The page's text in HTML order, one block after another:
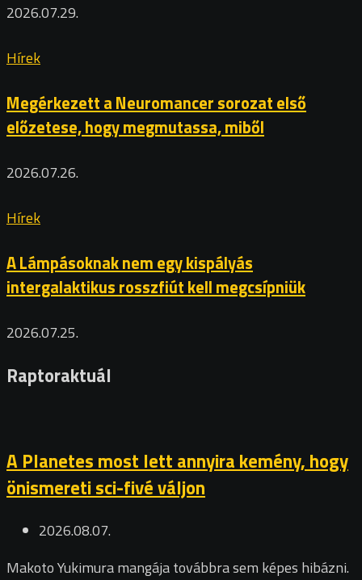
2026.07.29.
Hírek
Megérkezett a Neuromancer sorozat első
előzetese, hogy megmutassa, miből
2026.07.26.
Hírek
A Lámpásoknak nem egy kispályás
intergalaktikus rosszfiút kell megcsípniük
2026.07.25.
Raptoraktuál
A Planetes most lett annyira kemény, hogy
önismereti sci-fivé váljon
2026.08.07.
Makoto Yukimura mangája továbbra sem képes hibázni.